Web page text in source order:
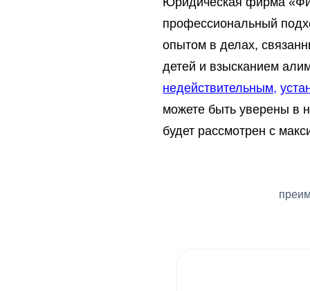
профессиональный
опытом в делах,
детей и взысканием
недействительным,
можете быть уверены в
будет рассмотрен с